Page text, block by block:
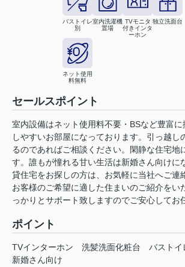
バストイレ
別
室内洗濯機
置場
TVモニタ
付きインタ
ーホン
独立洗面台
ネット使用
料無料
セールスポイント
室内設備はネット使用料不要・BSなど豊富
しやすいお部屋になっております。引っ越し
るのであればご相談ください。閑静な住宅地
す。誰もが憧れる甘い生活は新婚さん向けに
貸住宅をお探しの方は、お気軽に当社へご連
お客様のご希望に適した住まいのご紹介をい
っかりとサポート致しますのでご安心してお
ポイント
TVインターホン 洗髪洗面化粧台 バストイ
新婚さん向け